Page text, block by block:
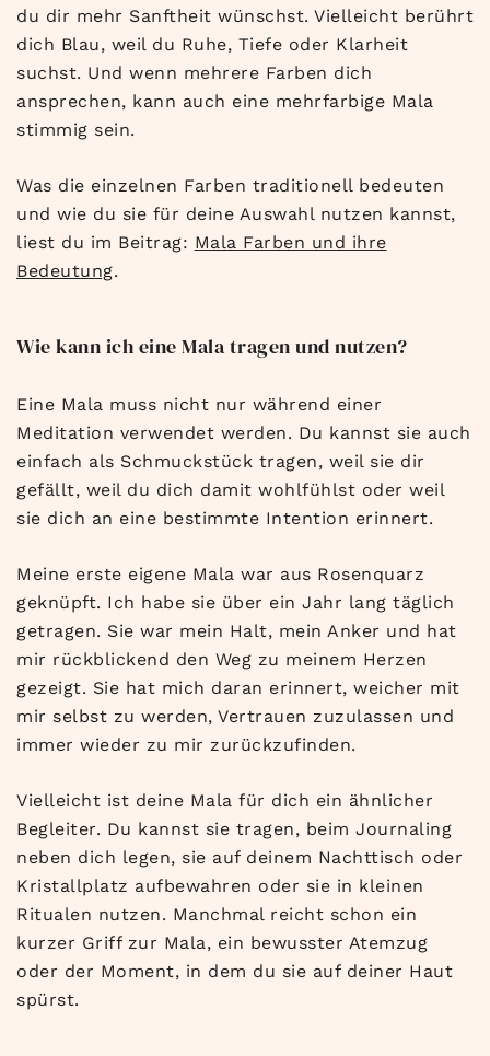
du dir mehr Sanftheit wünschst. Vielleicht berührt
dich Blau, weil du Ruhe, Tiefe oder Klarheit
suchst. Und wenn mehrere Farben dich
ansprechen, kann auch eine mehrfarbige Mala
stimmig sein.
Was die einzelnen Farben traditionell bedeuten
und wie du sie für deine Auswahl nutzen kannst,
liest du im Beitrag: Mala Farben und ihre
Bedeutung.
Wie kann ich eine Mala tragen und nutzen?
Eine Mala muss nicht nur während einer
Meditation verwendet werden. Du kannst sie auch
einfach als Schmuckstück tragen, weil sie dir
gefällt, weil du dich damit wohlfühlst oder weil
sie dich an eine bestimmte Intention erinnert.
Meine erste eigene Mala war aus Rosenquarz
geknüpft. Ich habe sie über ein Jahr lang täglich
getragen. Sie war mein Halt, mein Anker und hat
mir rückblickend den Weg zu meinem Herzen
gezeigt. Sie hat mich daran erinnert, weicher mit
mir selbst zu werden, Vertrauen zuzulassen und
immer wieder zu mir zurückzufinden.
Vielleicht ist deine Mala für dich ein ähnlicher
Begleiter. Du kannst sie tragen, beim Journaling
neben dich legen, sie auf deinem Nachttisch oder
Kristallplatz aufbewahren oder sie in kleinen
Ritualen nutzen. Manchmal reicht schon ein
kurzer Griff zur Mala, ein bewusster Atemzug
oder der Moment, in dem du sie auf deiner Haut
spürst.